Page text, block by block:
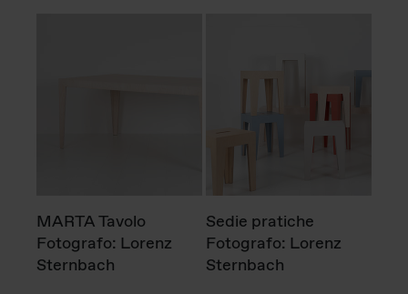
MARTA Tavolo
Fotografo: Lorenz
Sternbach
Sedie pratiche
Fotografo: Lorenz
Sternbach